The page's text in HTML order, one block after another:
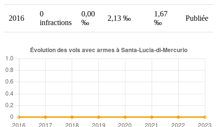
2016
0
infractions
0,00
‰
2,13 ‰
1,67
‰
Publiée